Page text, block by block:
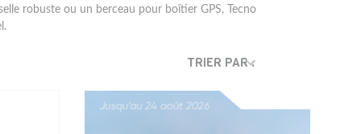
robuste ou un berceau pour boîtier GPS, Tecno
TRIER PAR :